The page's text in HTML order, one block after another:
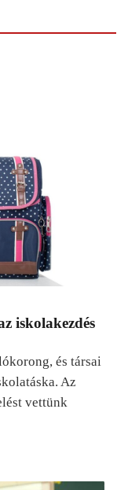
iskolakezdés
és társai
Az
vettünk